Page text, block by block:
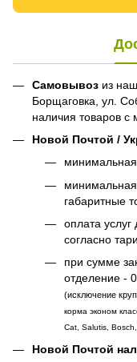
Самовывоз из
Борщаговка, ул.
наличия товаров
Новой Почтой /
габаритные
оплата услуг
согласно
при сумме
отделение -
(исключение
корма эконом
Cat, Salutis,
Новой Почтой